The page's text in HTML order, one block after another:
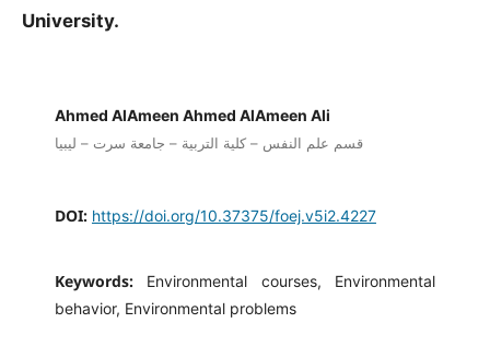
University.
Ahmed AlAmeen Ahmed AlAmeen Ali
قسم علم النفس – كلية التربية – جامعة سرت – ليبيا
DOI: https://doi.org/10.37375/foej.v5i2.4227
Keywords: Environmental courses, Environmental
behavior, Environmental problems